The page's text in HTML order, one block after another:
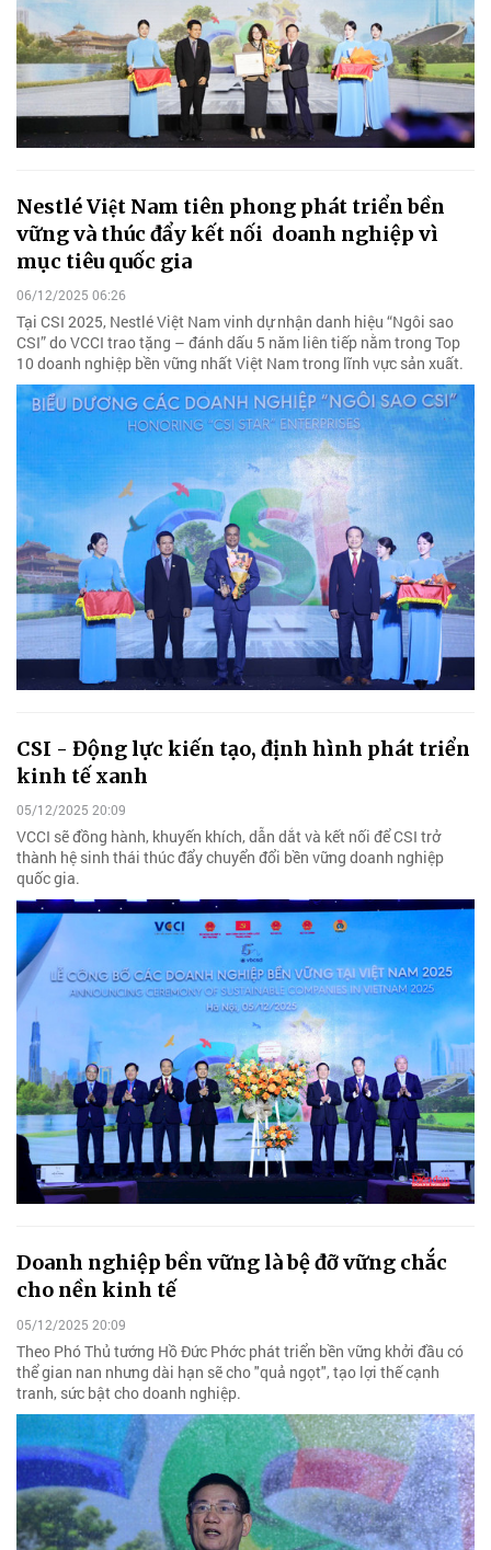
Nestlé Việt Nam tiên phong phát triển bền
vững và thúc đẩy kết nối doanh nghiệp vì
mục tiêu quốc gia
06/12/2025 06:26
Tại CSI 2025, Nestlé Việt Nam vinh dự nhận danh hiệu “Ngôi sao
CSI” do VCCI trao tặng – đánh dấu 5 năm liên tiếp nằm trong Top
10 doanh nghiệp bền vững nhất Việt Nam trong lĩnh vực sản xuất.
CSI - Động lực kiến tạo, định hình phát triển
kinh tế xanh
05/12/2025 20:09
VCCI sẽ đồng hành, khuyến khích, dẫn dắt và kết nối để CSI trở
thành hệ sinh thái thúc đẩy chuyển đổi bền vững doanh nghiệp
quốc gia.
Doanh nghiệp bền vững là bệ đỡ vững chắc
cho nền kinh tế
05/12/2025 20:09
Theo Phó Thủ tướng Hồ Đức Phớc phát triển bền vững khởi đầu có
thể gian nan nhưng dài hạn sẽ cho "quả ngọt", tạo lợi thế cạnh
tranh, sức bật cho doanh nghiệp.